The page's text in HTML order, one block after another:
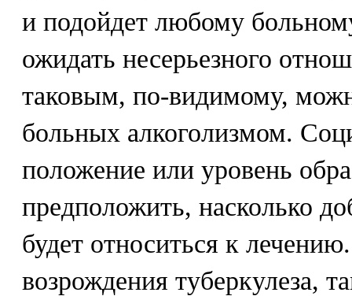
и подойдет любому
ожидать несерьезного
таковым, по-видимому,
больных алкоголизмом.
положение или уровень
предположить, насколько
будет относиться к
возрождения туберкулеза,